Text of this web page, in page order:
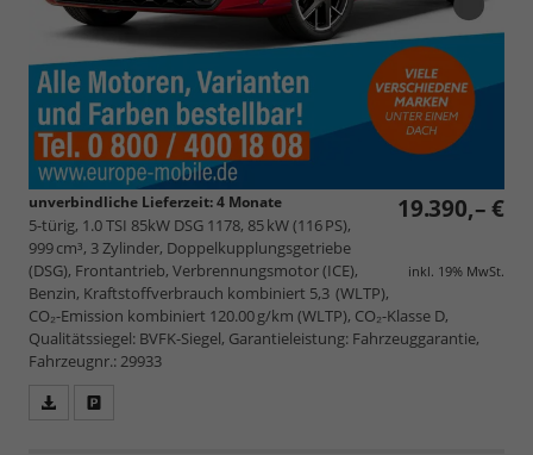
19.390,– €
inkl. 19% MwSt.
unverbindliche Lieferzeit:4 Monate
5-türig, 1.0 TSI 85kW DSG 1178, 85 kW (116 PS),
999 cm³, 3 Zylinder, Doppelkupplungsgetriebe
(DSG), Frontantrieb, Verbrennungsmotor (ICE),
Benzin, Kraftstoffverbrauch kombiniert 5,3 (WLTP),
CO₂-Emission kombiniert 120.00 g/km (WLTP), CO₂-Klasse D,
Qualitätssiegel: BVFK-Siegel, Garantieleistung: Fahrzeuggarantie,
Fahrzeugnr.: 29933